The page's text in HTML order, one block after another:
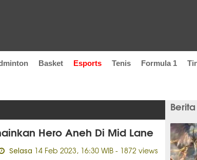
Basket Esports Tenis Formula 1
Hero Aneh Di Mid Lane
Selasa 14 Feb 2023, 16:30 WIB- 1872 views